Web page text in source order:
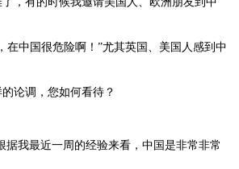
在中国很危险啊！”尤其英国、美国人感到中
论调，您如何看待？
据我最近一周的经验来看，中国是非常非常